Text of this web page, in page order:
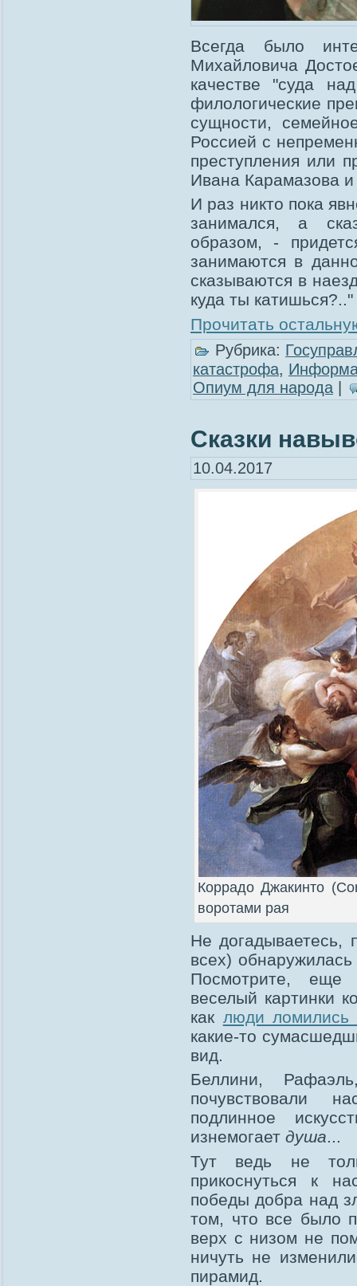
Всегда было
Михайловича
качестве "суда
филологические
сущности,
Россией с
преступления или
Ивана Карамазова
И раз никто пока
занимался, а
образом, -
занимаются в
сказываются в
куда ты катишься?.."
Прочитать
Рубрика:
катастрофа,
Опиум для народа
Сказки
10.04.2017
Коррадо Джакинто
воротами рая
Не догадываетесь,
всех)
Посмотрите, еще
веселый картинки
как люди ломились
какие-то
вид.
Беллини,
почувствовали
подлинное
изнемогает душа...
Тут ведь не
прикоснуться к
победы добра над
том, что все было
верх с низом не
ничуть не
пирамид.